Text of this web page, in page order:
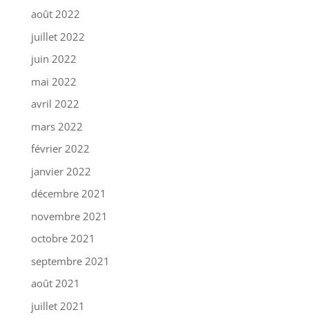
août 2022
juillet 2022
juin 2022
mai 2022
avril 2022
mars 2022
février 2022
janvier 2022
décembre 2021
novembre 2021
octobre 2021
septembre 2021
août 2021
juillet 2021